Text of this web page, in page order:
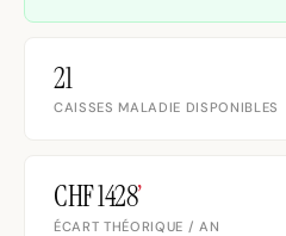
21
CAISSES MALADIE DISPONIBLES
CHF 1428’
ÉCART THÉORIQUE / AN